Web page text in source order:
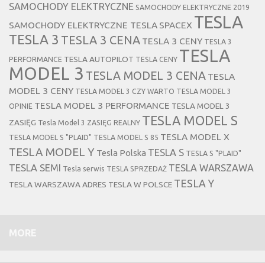
SAMOCHODY ELEKTRYCZNE SAMOCHODY ELEKTRYCZNE 2019
SAMOCHODY ELEKTRYCZNE TESLA SPACEX TESLA
TESLA 3 TESLA 3 CENA TESLA 3 CENY TESLA 3
PERFORMANCE TESLA AUTOPILOT TESLA CENY TESLA
MODEL 3 TESLA MODEL 3 CENA TESLA
MODEL 3 CENY TESLA MODEL 3 CZY WARTO TESLA MODEL 3
OPINIE TESLA MODEL 3 PERFORMANCE TESLA MODEL 3
ZASIĘG Tesla Model 3 ZASIĘG REALNY TESLA MODEL S
TESLA MODEL S "PLAID" TESLA MODEL S 85 TESLA MODEL X
TESLA MODEL Y Tesla Polska TESLA S TESLA S "PLAID"
TESLA SEMI Tesla serwis TESLA SPRZEDAŻ TESLA WARSZAWA
TESLA WARSZAWA ADRES TESLA W POLSCE TESLA Y
MORE